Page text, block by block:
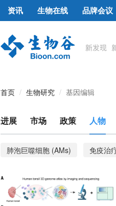
资讯 生物在线 品牌会议
首页 生物研究 基因编辑
进展 市场 政策 人物
肺泡巨噬细胞 (AMs) 免疫治
基因组编辑
胞嘧啶碱基编辑